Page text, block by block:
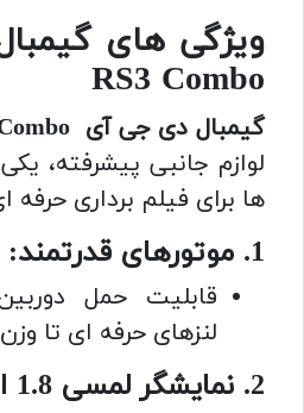
ویژگی های
RS3 Combo
گیمبال دی جی آی RS3 Combo
لوازم جانبی پیشرفته،
ها برای فیلم برداری
1. موتورهای قدرتمند:
قابلیت حمل
لنزهای حرفه ای تا وزن 3 کیلوگرم.
2. نمایشگر لمسی 1.8 اینچی OLED: